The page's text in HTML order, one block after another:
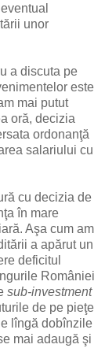
unor
a discuta pe
este
mai putut
oră, decizia
ordonanţă
salariului cu
cu decizia de
în mare
Aşa cum am
a apărut un
deficitul
României
sub-investment
de pe pieţe
lîngă dobînzile
mai adaugă şi